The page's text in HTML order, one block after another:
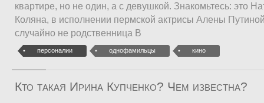
квартире, но не один, а с девушкой. Знакомьтесь: это
Коляна, в исполнении пермской актрисы Алены
случайно не родственница В
персоналии однофамильцы кино
Кто такая Ирина Купченко? Чем известна?